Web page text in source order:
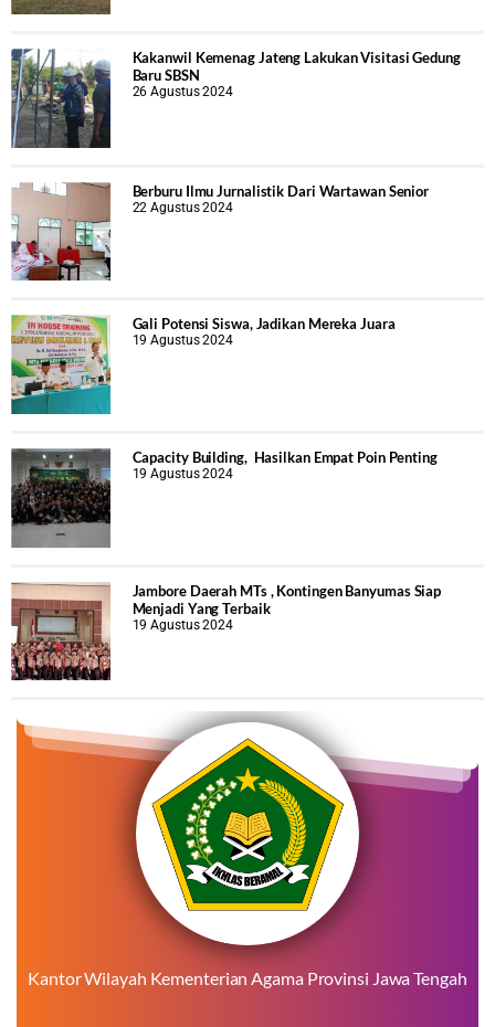
Kakanwil Kemenag Jateng Lakukan Visitasi Gedung
Baru SBSN
26 Agustus 2024
Berburu Ilmu Jurnalistik Dari Wartawan Senior
22 Agustus 2024
Gali Potensi Siswa, Jadikan Mereka Juara
19 Agustus 2024
Capacity Building, Hasilkan Empat Poin Penting
19 Agustus 2024
Jambore Daerah MTs , Kontingen Banyumas Siap
Menjadi Yang Terbaik
19 Agustus 2024
Kantor Wilayah Kementerian Agama Provinsi Jawa Tengah